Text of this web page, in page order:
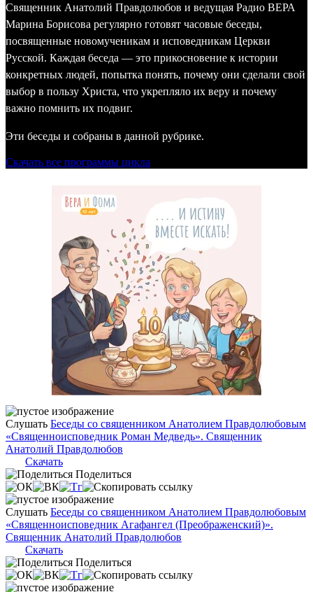
Священник Анатолий Правдолюбов и ведущая Радио ВЕРА
Марина Борисова регулярно готовят часовые беседы,
посвященные новомученикам и исповедникам Церкви
Русской. Каждая беседа — это прикосновение к истории
конкретных людей, попытка понять, почему они сделали свой
выбор в пользу Христа, что укрепляло их веру и почему
важно помнить их подвиг.
Эти беседы и собраны в данной рубрике.
Скачать все программы цикла
Слушать Беседы со священником Анатолием Правдолюбовым
«Священноисповедник Роман Медведь». Священник
Анатолий Правдолюбов
Скачать
Поделиться
Слушать Беседы со священником Анатолием Правдолюбовым
«Священноисповедник Агафангел (Преображенский)».
Священник Анатолий Правдолюбов
Скачать
Поделиться